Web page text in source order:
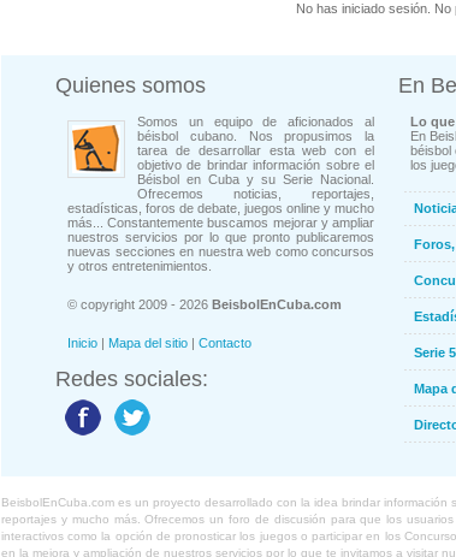
No has iniciado sesión.
Quienes somos
Somos un equipo de aficionados al
béisbol cubano. Nos propusimos la
tarea de desarrollar esta web con el
objetivo de brindar información sobre el
Béisbol en Cuba y su Serie Nacional.
Ofrecemos noticias, reportajes,
estadísticas, foros de debate, juegos online y mucho
más... Constantemente buscamos mejorar y ampliar
nuestros servicios por lo que pronto publicaremos
nuevas secciones en nuestra web como concursos
y otros entretenimientos.
© copyright 2009 - 2026 BeisbolEnCuba.com
Inicio | Mapa del sitio | Contacto
Redes sociales:
En
Lo
En
béisbol
los
Serie
Mapa
BeisbolEnCuba.com es un proyecto desarrollado con la idea brindar
reportajes y mucho más. Ofrecemos un foro de discusión para que los
interactivos como la opción de pronosticar los juegos o participar en los
en la mejora y ampliación de nuestros servicios por lo que te invitamos a visitar